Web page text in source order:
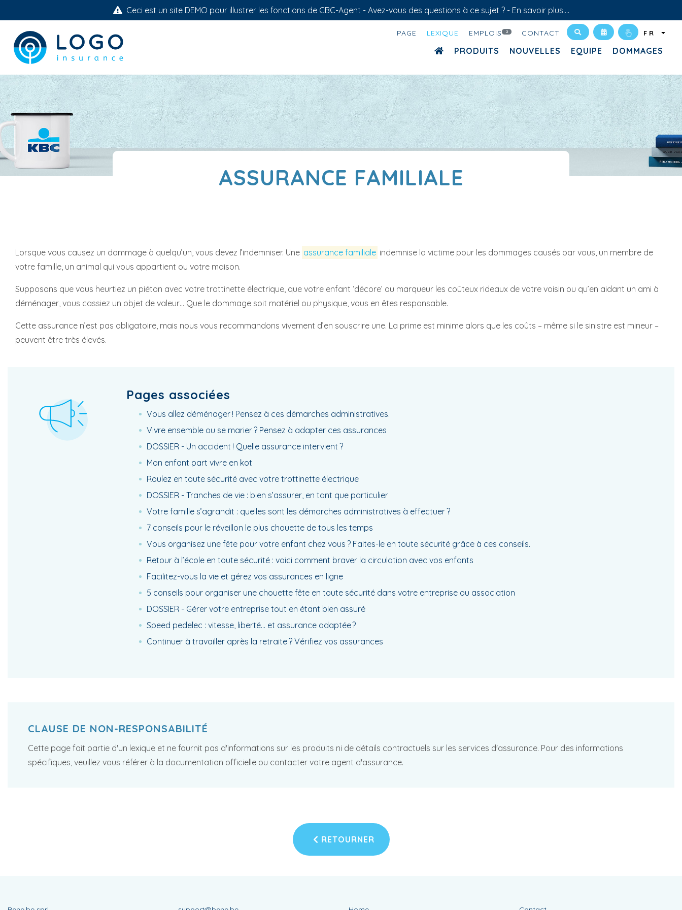
Ceci est un site DEMO pour illustrer les fonctions de CBC-Agent - Avez-vous des questions à ce sujet ? - En savoir plus....
PAGE LEXIQUE EMPLOIS 2 CONTACT FR
PRODUITS NOUVELLES EQUIPE DOMMAGES
ASSURANCE FAMILIALE
Lorsque vous causez un dommage à quelqu’un, vous devez l’indemniser. Une assurance familiale indemnise la victime pour les dommages causés par vous, un membre de
votre famille, un animal qui vous appartient ou votre maison.
Supposons que vous heurtiez un piéton avec votre trottinette électrique, que votre enfant ‘décore’ au marqueur les coûteux rideaux de votre voisin ou qu’en aidant un ami à
déménager, vous cassiez un objet de valeur… Que le dommage soit matériel ou physique, vous en êtes responsable.
Cette assurance n’est pas obligatoire, mais nous vous recommandons vivement d’en souscrire une. La prime est minime alors que les coûts – même si le sinistre est mineur –
peuvent être très élevés.
Pages associées
Vous allez déménager ! Pensez à ces démarches administratives.
Vivre ensemble ou se marier ? Pensez à adapter ces assurances
DOSSIER - Un accident ! Quelle assurance intervient ?
Mon enfant part vivre en kot
Roulez en toute sécurité avec votre trottinette électrique
DOSSIER - Tranches de vie : bien s’assurer, en tant que particulier
Votre famille s’agrandit : quelles sont les démarches administratives à effectuer ?
7 conseils pour le réveillon le plus chouette de tous les temps
Vous organisez une fête pour votre enfant chez vous ? Faites-le en toute sécurité grâce à ces conseils.
Retour à l’école en toute sécurité : voici comment braver la circulation avec vos enfants
Facilitez-vous la vie et gérez vos assurances en ligne
5 conseils pour organiser une chouette fête en toute sécurité dans votre entreprise ou association
DOSSIER - Gérer votre entreprise tout en étant bien assuré
Speed pedelec : vitesse, liberté… et assurance adaptée ?
Continuer à travailler après la retraite ? Vérifiez vos assurances
CLAUSE DE NON-RESPONSABILITÉ
Cette page fait partie d'un lexique et ne fournit pas d'informations sur les produits ni de détails contractuels sur les services d'assurance. Pour des informations
spécifiques, veuillez vous référer à la documentation officielle ou contacter votre agent d'assurance.
RETOURNER